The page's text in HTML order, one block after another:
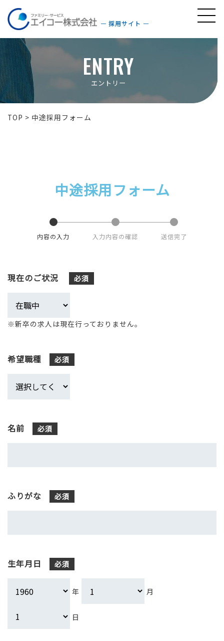
採用サイト
ENTRY
エントリー
TOP > 中途採用フォーム
中途採用フォーム
内容の入力 入力内容の確認 送信完了
現在のご状況 必須
※新卒の求人は現在行っておりません。
希望職種 必須
名前 必須
ふりがな 必須
生年月日 必須
年 月
日